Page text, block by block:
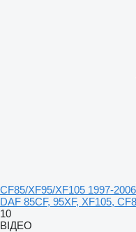
CF85/XF95/XF105 1997-
DAF 85CF, 95XF, XF105,
10
ВІДЕО